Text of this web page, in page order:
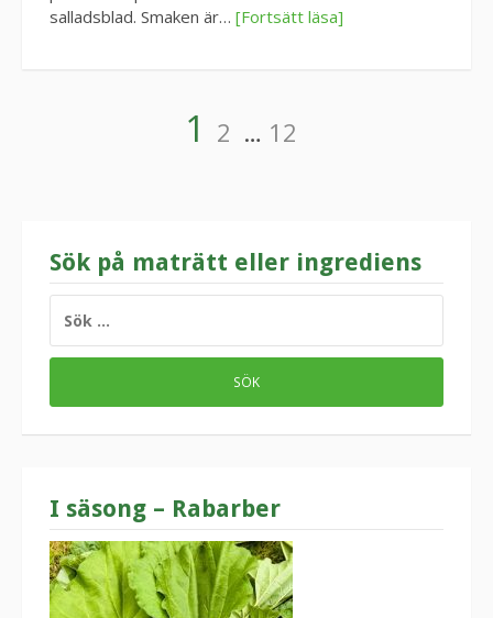
salladsblad. Smaken är… [Fortsätt läsa]
Sidnumrering
Sida
1 Sida
2 … Sida
12
Sök på maträtt eller ingrediens
EFTER:
I säsong – Rabarber